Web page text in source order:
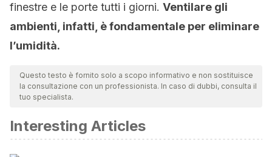
finestre e le porte tutti i giorni. Ventilare gli
ambienti, infatti, è fondamentale per eliminare
l’umidità.
Questo testo è fornito solo a scopo informativo e non sostituisce
la consultazione con un professionista. In caso di dubbi, consulta il
tuo specialista.
Interesting Articles